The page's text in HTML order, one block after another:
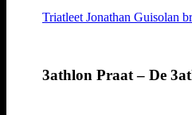
Triatleet Jonathan Guisolan
3athlon Praat – De